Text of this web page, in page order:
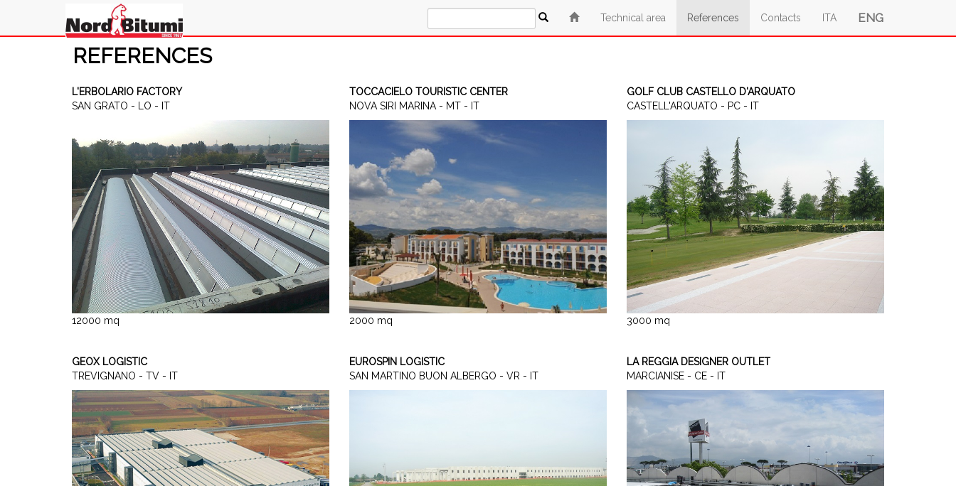
Technical area References Contacts ITA ENG
REFERENCES
L'ERBOLARIO FACTORY
SAN GRATO - LO - IT
12000 mq
TOCCACIELO TOURISTIC CENTER
NOVA SIRI MARINA - MT - IT
2000 mq
GOLF CLUB CASTELLO D'ARQUATO
CASTELL'ARQUATO - PC - IT
3000 mq
GEOX LOGISTIC
TREVIGNANO - TV - IT
EUROSPIN LOGISTIC
SAN MARTINO BUON ALBERGO - VR - IT
LA REGGIA DESIGNER OUTLET
MARCIANISE - CE - IT